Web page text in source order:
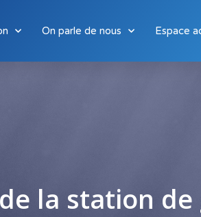
On parle de nous Espace
la station